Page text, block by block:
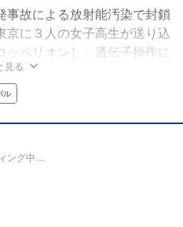
故による放射能汚染で封鎖
京に３人の女子高生が送り込
ッペリオン］。遺伝子操作に
体を持つ、陸上自衛隊・第三
見る
ル
ング中…